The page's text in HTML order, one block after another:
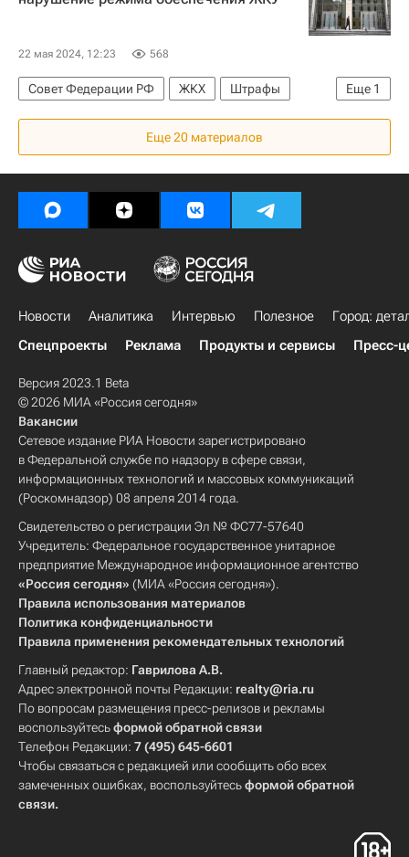
22 мая 2024, 12:23 568
Еще 1
Совет Федерации РФ ЖКХ
Штрафы
Законодательство
Еще 20 материалов
Новости Аналитика Интервью Полезное
Город:
Спецпроекты
Реклама Продукты и сервисы Пресс-
Версия 2023.1 Beta
© 2026 МИА «Россия сегодня»
Вакансии
Сетевое издание РИА Новости зарегистрировано
в Федеральной службе по надзору в сфере связи,
информационных технологий и массовых коммуникаций
(Роскомнадзор) 08 апреля 2014 года.
Свидетельство о регистрации Эл № ФС77-57640
Учредитель: Федеральное государственное унитарное
предприятие Международное информационное агентство
«Россия сегодня» (МИА «Россия сегодня»).
Правила использования материалов
Политика конфиденциальности
Правила применения рекомендательных технологий
Главный редактор: Гаврилова А.В.
Адрес электронной почты Редакции: realty@ria.ru
По вопросам размещения пресс-релизов и рекламы
воспользуйтесьформой обратной связи
Телефон Редакции: 7 (495) 645-6601
Чтобы связаться с редакцией или сообщить обо всех
замеченных ошибках, воспользуйтесьформой обратной
связи.